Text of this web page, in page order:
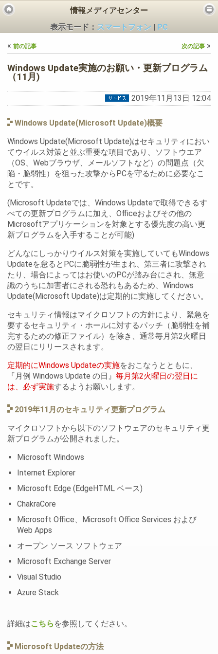
情報メディアセンター
表示モード： スマートフォン
PC
« 前の記事 次の記事 »
Windows Update実施のお願い・更新プログラム
（11月)
2019年11月13日 12:04
Windows Update(Microsoft Update)概要
Windows Update(Microsoft Update)はセキュリティにおい
てウイルス対策と並ぶ重要な項目であり、ソフトウエア
（OS、Webブラウザ、メールソフトなど）の問題点（欠
陥・脆弱性）を狙った攻撃からPCを守るために必要なこ
とです。
(Microsoft Updateでは、Windows Updateで取得できるす
べての更新プログラムに加え、Officeおよびその他の
Microsoftアプリケーションを対象とする優先度の高い更
新プログラムを入手することが可能)
どんなにしっかりウイルス対策を実施していてもWindows
Updateを怠るとPCに脆弱性が生まれ、第三者に攻撃され
たり、場合によってはお使いのPCが踏み台にされ、無意
識のうちに加害者にされる恐れもあるため、Windows
Update(Microsoft Update)は定期的に実施してください。
セキュリティ情報はマイクロソフトの方針により、緊急を
要するセキュリティ・ホールに対するパッチ（脆弱性を補
完するための修正ファイル）を除き、通常毎月第2火曜日
の翌日にリリースされます。
定期的にWindows Updateの実施をおこなうとともに、
『月例 Windows Update の日』 毎月第2火曜日の翌日に
は、必ず実施するようお願いします。
2019年11月のセキュリティ更新プログラム
マイクロソフトから以下のソフトウェアのセキュリティ更
新プログラムが公開されました。
Microsoft Windows
Internet Explorer
Microsoft Edge (EdgeHTML ベース)
ChakraCore
Microsoft Office、Microsoft Office Services および
Web Apps
オープン ソース ソフトウェア
Microsoft Exchange Server
Visual Studio
Azure Stack
詳細はこちら を参照してください。
Microsoft Updateの方法